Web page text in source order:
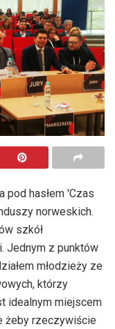
pod hasłem 'Czas
norweskich.
szkół
Jednym z punktów
młodzieży ze
którzy
idealnym miejscem
żeby rzeczywiście